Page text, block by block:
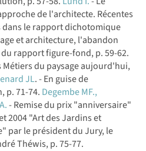
de l'architecte. Récentes
le rapport dichotomique
et architecture, l'abandon
rapport figure-fond, p. 59-62.
Métiers du paysage aujourd'hui,
JL. - En guise de
p. 71-74. Degembe MF.,
- Remise du prix "anniversaire"
2004 "Art des Jardins et
par le président du Jury, le
Théwis, p. 75-77.